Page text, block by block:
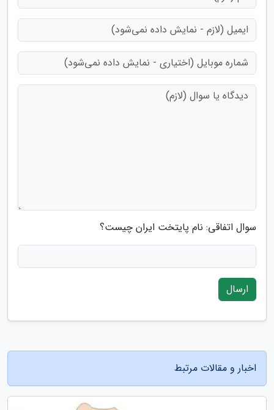
سوال اتفاقی: نام پایتخت ایران چیست؟
ارسال
اخبار و مقالات مرتبط